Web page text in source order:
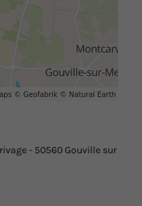
- 50560 Gouville sur